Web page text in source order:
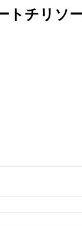
チリソ